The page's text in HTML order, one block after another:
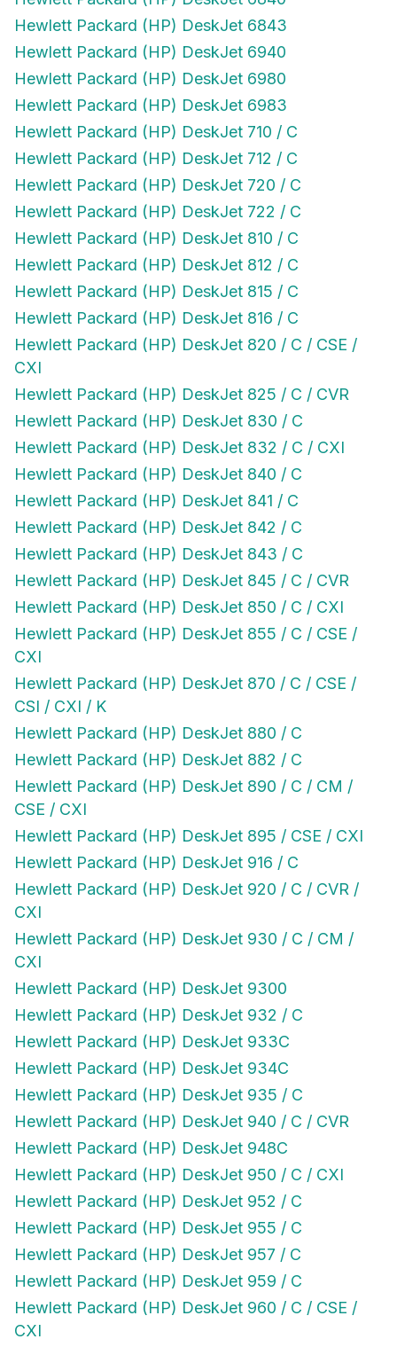
Hewlett Packard (HP) DeskJet 6843
Hewlett Packard (HP) DeskJet 6940
Hewlett Packard (HP) DeskJet 6980
Hewlett Packard (HP) DeskJet 6983
Hewlett Packard (HP) DeskJet 710 / C
Hewlett Packard (HP) DeskJet 712 / C
Hewlett Packard (HP) DeskJet 720 / C
Hewlett Packard (HP) DeskJet 722 / C
Hewlett Packard (HP) DeskJet 810 / C
Hewlett Packard (HP) DeskJet 812 / C
Hewlett Packard (HP) DeskJet 815 / C
Hewlett Packard (HP) DeskJet 816 / C
Hewlett Packard (HP) DeskJet 820 / C / CSE /
CXI
Hewlett Packard (HP) DeskJet 825 / C / CVR
Hewlett Packard (HP) DeskJet 830 / C
Hewlett Packard (HP) DeskJet 832 / C / CXI
Hewlett Packard (HP) DeskJet 840 / C
Hewlett Packard (HP) DeskJet 841 / C
Hewlett Packard (HP) DeskJet 842 / C
Hewlett Packard (HP) DeskJet 843 / C
Hewlett Packard (HP) DeskJet 845 / C / CVR
Hewlett Packard (HP) DeskJet 850 / C / CXI
Hewlett Packard (HP) DeskJet 855 / C / CSE /
CXI
Hewlett Packard (HP) DeskJet 870 / C / CSE /
CSI / CXI / K
Hewlett Packard (HP) DeskJet 880 / C
Hewlett Packard (HP) DeskJet 882 / C
Hewlett Packard (HP) DeskJet 890 / C / CM /
CSE / CXI
Hewlett Packard (HP) DeskJet 895 / CSE / CXI
Hewlett Packard (HP) DeskJet 916 / C
Hewlett Packard (HP) DeskJet 920 / C / CVR /
CXI
Hewlett Packard (HP) DeskJet 930 / C / CM /
CXI
Hewlett Packard (HP) DeskJet 9300
Hewlett Packard (HP) DeskJet 932 / C
Hewlett Packard (HP) DeskJet 933C
Hewlett Packard (HP) DeskJet 934C
Hewlett Packard (HP) DeskJet 935 / C
Hewlett Packard (HP) DeskJet 940 / C / CVR
Hewlett Packard (HP) DeskJet 948C
Hewlett Packard (HP) DeskJet 950 / C / CXI
Hewlett Packard (HP) DeskJet 952 / C
Hewlett Packard (HP) DeskJet 955 / C
Hewlett Packard (HP) DeskJet 957 / C
Hewlett Packard (HP) DeskJet 959 / C
Hewlett Packard (HP) DeskJet 960 / C / CSE /
CXI